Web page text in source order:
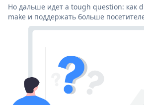
Но дальше идет a tough question: как
make и поддержать больше